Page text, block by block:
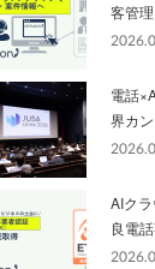
客管
電話
界カ
AIク
良電